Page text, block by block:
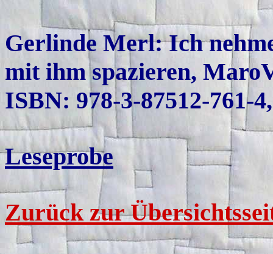
Gerlinde Merl: Ich
mit ihm spazieren,
ISBN: 978-3-87512-761-
Leseprobe
Zurück zur